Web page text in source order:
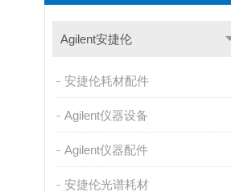
Agilent安捷伦
安捷伦耗材配件
Agilent仪器设备
Agilent仪器配件
安捷伦光谱耗材